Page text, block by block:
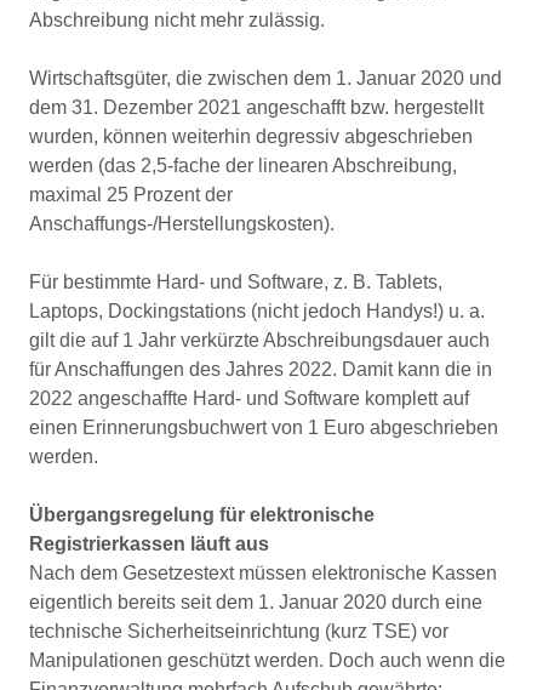
Abschreibung nicht mehr zulässig.
Wirtschaftsgüter, die zwischen dem 1. Januar 2020 und
dem 31. Dezember 2021 angeschafft bzw. hergestellt
wurden, können weiterhin degressiv abgeschrieben
werden (das 2,5-fache der linearen Abschreibung,
maximal 25 Prozent der
Anschaffungs-/Herstellungskosten).
Für bestimmte Hard- und Software, z. B. Tablets,
Laptops, Dockingstations (nicht jedoch Handys!) u. a.
gilt die auf 1 Jahr verkürzte Abschreibungsdauer auch
für Anschaffungen des Jahres 2022. Damit kann die in
2022 angeschaffte Hard- und Software komplett auf
einen Erinnerungsbuchwert von 1 Euro abgeschrieben
werden.
Übergangsregelung für elektronische
Registrierkassen läuft aus
Nach dem Gesetzestext müssen elektronische Kassen
eigentlich bereits seit dem 1. Januar 2020 durch eine
technische Sicherheitseinrichtung (kurz TSE) vor
Manipulationen geschützt werden. Doch auch wenn die